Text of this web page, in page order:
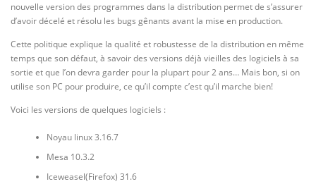
nouvelle version des programmes dans la distribution permet de s’assurer
d’avoir décelé et résolu les bugs gênants avant la mise en production.
Cette politique explique la qualité et robustesse de la distribution en même
temps que son défaut, à savoir des versions déjà vieilles des logiciels à sa
sortie et que l’on devra garder pour la plupart pour 2 ans… Mais bon, si on
utilise son PC pour produire, ce qu’il compte c’est qu’il marche bien!
Voici les versions de quelques logiciels :
Noyau linux 3.16.7
Mesa 10.3.2
Iceweasel(Firefox) 31.6